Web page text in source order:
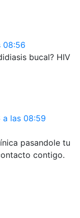
08:56
bucal? HIV
a las 08:59
pasandole tu
contigo.